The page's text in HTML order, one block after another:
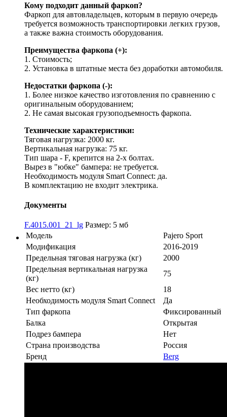
Кому подходит данный фаркоп?
Фаркоп для автовладельцев, которым в первую очередь
требуется возможность транспортировки легких грузов,
а также важна стоимость оборудования.
Преимущества фаркопа (+):
1. Стоимость;
2. Установка в штатные места без доработки автомобиля.
Недостатки фаркопа (-):
1. Более низкое качество изготовления по сравнению с
оригинальным оборудованием;
2. Не самая высокая грузоподъемность фаркопа.
Технические характеристики:
Тяговая нагрузка: 2000 кг.
Вертикальная нагрузка: 75 кг.
Тип шара - F, крепится на 2-х болтах.
Вырез в "юбке" бампера: не требуется.
Необходимость модуля Smart Connect: да.
В комплектацию не входит электрика.
Документы
F.4015.001_21_lg Размер: 5 мб
Модель
Pajero Sport
Модификация
2016-2019
Предельная тяговая нагрузка (кг)
2000
Предельная вертикальная нагрузка
(кг)
75
Вес нетто (кг)
18
Необходимость модуля Smart Connect
Да
Тип фаркопа
Фиксированный
Балка
Открытая
Подрез бампера
Нет
Страна производства
Россия
Бренд
Berg